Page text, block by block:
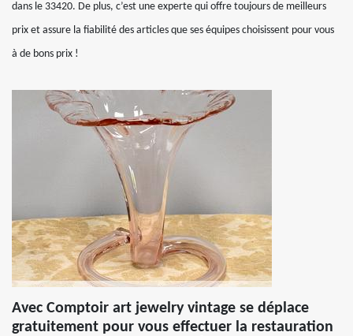
dans le 33420. De plus, c’est une experte qui offre toujours de meilleurs
prix et assure la fiabilité des articles que ses équipes choisissent pour vous
à de bons prix !
Avec Comptoir art jewelry vintage se déplace
gratuitement pour vous effectuer la restauration